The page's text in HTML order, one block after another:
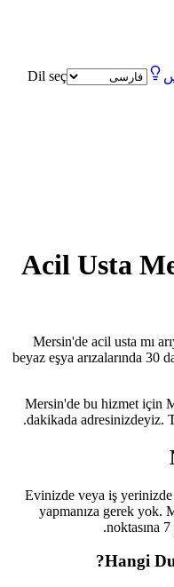
Dil seç
Acil Usta
Mersin'de acil usta mı
beyaz eşya arızalarında 30
Mersin'de bu hizmet için
dakikada adresinizdeyiz.
Evinizde veya iş
yapmanıza gerek yok.
noktasına
Hangi